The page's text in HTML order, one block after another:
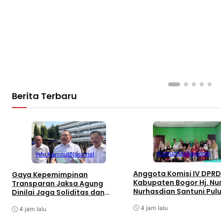
Berita Terbaru
Info KampusNasional
Gaya Kepemimpinan
Transparan Jaksa Agung
Dinilai Jaga Soliditas dan
4 jam lalu
KomunitasNasional
Anggota Komisi IV DPRD
Kabupaten Bogor Hj.
Nurhasdian Santuni
4 jam lalu